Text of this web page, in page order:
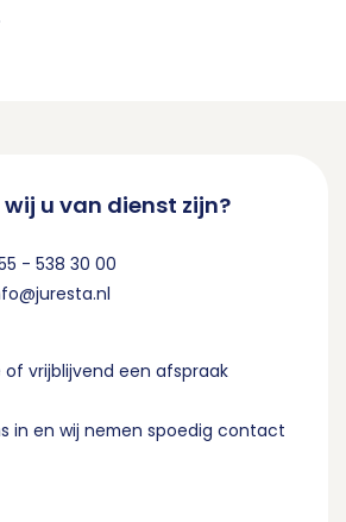
u van dienst zijn?
- 538 30 00
vrijblijvend een afspraak
in en wij nemen spoedig contact